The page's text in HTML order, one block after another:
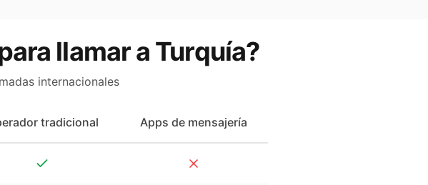
llamar a Turquía?
internacionales
tradicional Apps de mensajería